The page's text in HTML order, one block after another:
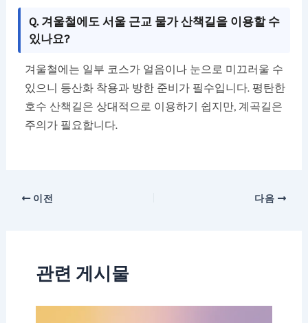
Q. 겨울철에도 서울 근교 물가 산책길을 이용할 수
있나요?
겨울철에는 일부 코스가 얼음이나 눈으로 미끄러울 수
있으니 등산화 착용과 방한 준비가 필수입니다. 평탄한
호수 산책길은 상대적으로 이용하기 쉽지만, 계곡길은
주의가 필요합니다.
이전 다음
관련 게시물